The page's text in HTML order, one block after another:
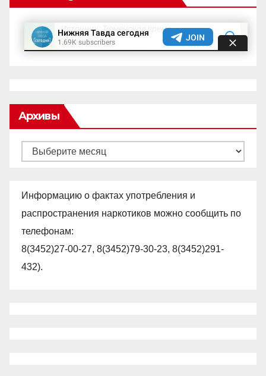
Архивы
Архивы
Информацию о фактах употребления и
распространения наркотиков можно сообщить по
телефонам:
8(3452)27-00-27, 8(3452)79-30-23, 8(3452)291-
432).